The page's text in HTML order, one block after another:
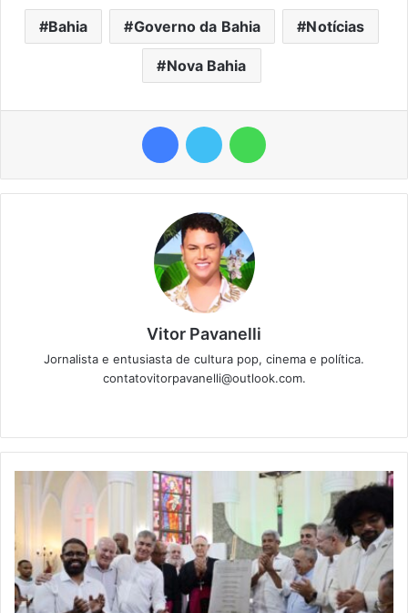
Bahia Governo da Bahia Notícias
Nova Bahia
FacebookTwitter
Vitor Pavanelli
Jornalista e entusiasta de cultura pop, cinema e política.
contatovitorpavanelli@outlook.com.